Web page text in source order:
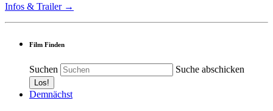
Infos & Trailer →
Film Finden
Suchen Suche abschicken
Demnächst